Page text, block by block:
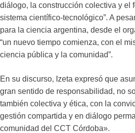
diálogo, la construcción colectiva y el
sistema científico-tecnológico”. A
para la ciencia argentina, desde el
“un nuevo tiempo comienza, con el
ciencia pública y la comunidad”.
En su discurso, Izeta expresó que
gran sentido de responsabilidad, no
también colectiva y ética, con la
gestión compartida y en diálogo
comunidad del CCT Córdoba».